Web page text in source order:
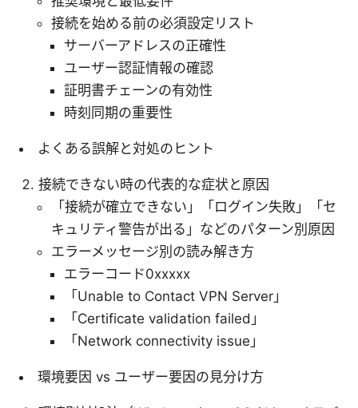
接続を始める前の必須設定リスト
サーバーアドレスの正確性
ユーザー認証情報の確認
証明書チェーンの有効性
時刻同期の重要性
よくある誤解と対処のヒント
接続できない時の代表的な症状と原因
「接続が確立できない」「ログイン失敗」「セ
キュリティ警告が出る」などのパターン別原因
エラーメッセージ別の読み解き方
エラーコード0xxxxx
「Unable to Contact VPN Server」
「Certificate validation failed」
「Network connectivity issue」
環境要因 vs ユーザー要因の見分け方